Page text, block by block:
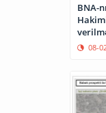
BNA-
08-